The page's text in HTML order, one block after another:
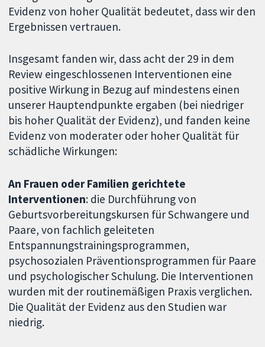
Evidenz von hoher Qualität bedeutet, dass wir den
Ergebnissen vertrauen.
Insgesamt fanden wir, dass acht der 29 in dem
Review eingeschlossenen Interventionen eine
positive Wirkung in Bezug auf mindestens einen
unserer Hauptendpunkte ergaben (bei niedriger
bis hoher Qualität der Evidenz), und fanden keine
Evidenz von moderater oder hoher Qualität für
schädliche Wirkungen:
An Frauen oder Familien gerichtete
Interventionen: die Durchführung von
Geburtsvorbereitungskursen für Schwangere und
Paare, von fachlich geleiteten
Entspannungstrainingsprogrammen,
psychosozialen Präventionsprogrammen für Paare
und psychologischer Schulung. Die Interventionen
wurden mit der routinemäßigen Praxis verglichen.
Die Qualität der Evidenz aus den Studien war
niedrig.